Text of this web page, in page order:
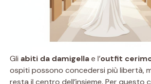
Gli abiti da damigellae l’outfit
ospiti possono concedersi più libertà,
resta il centro dell’insieme. Per questo